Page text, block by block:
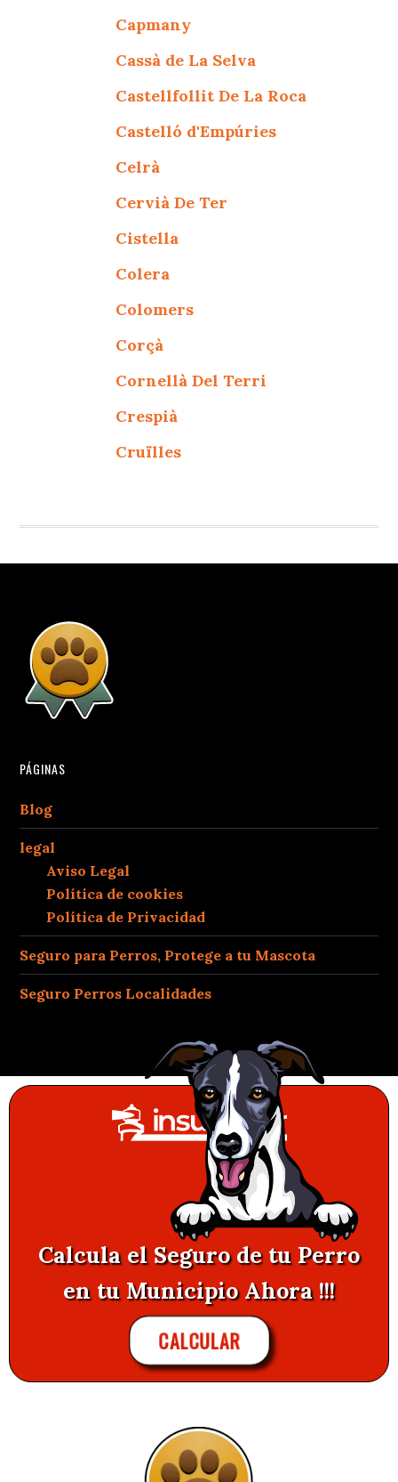
Capmany
Cassà de La Selva
Castellfollit De La Roca
Castelló d'Empúries
Celrà
Cervià De Ter
Cistella
Colera
Colomers
Corçà
Cornellà Del Terri
Crespià
Cruïlles
PÁGINAS
Blog
legal
Aviso Legal
Política de cookies
Política de Privacidad
Seguro para Perros, Protege a tu Mascota
Seguro Perros Localidades
Calcula el Seguro de tu Perro
en tu Municipio Ahora !!!
CALCULAR